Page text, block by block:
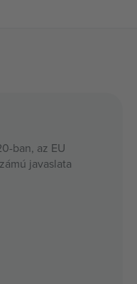
ban, az EU
javaslata